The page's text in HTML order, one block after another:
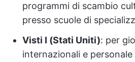
programmi di scambio
presso scuole di
Visti I (Stati Uniti): per
internazionali e